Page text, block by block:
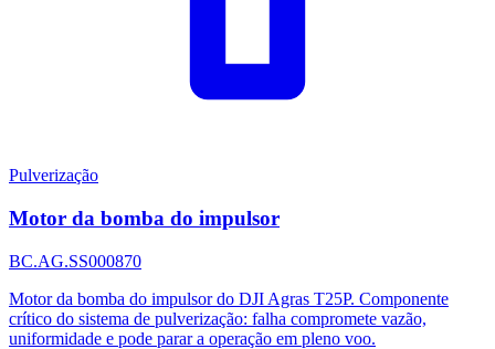
Pulverização
Motor da bomba do impulsor
BC.AG.SS000870
Motor da bomba do impulsor do DJI Agras T25P. Componente
crítico do sistema de pulverização: falha compromete vazão,
uniformidade e pode parar a operação em pleno voo.